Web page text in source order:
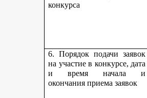
конкурса
6. Порядок подачи заявок
на участие в конкурсе, дата
и время начала и
окончания приема заявок